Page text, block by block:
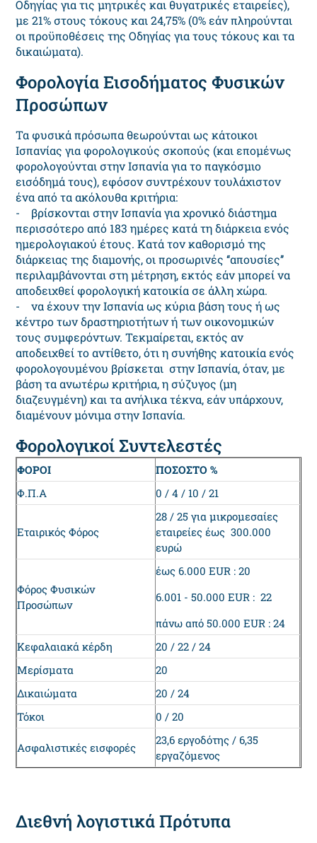
Οδηγίας για τις μητρικές και θυγατρικές εταιρείες),
με 21% στους τόκους και 24,75% (0% εάν πληρούνται
οι προϋποθέσεις της Οδηγίας για τους τόκους και τα
δικαιώματα).
Φορολογία Εισοδήματος Φυσικών
Προσώπων
Τα φυσικά πρόσωπα θεωρούνται ως κάτοικοι
Ισπανίας για φορολογικούς σκοπούς (και επομένως
φορολογούνται στην Ισπανία για το παγκόσμιο
εισόδημά τους), εφόσον συντρέχουν τουλάχιστον
ένα από τα ακόλουθα κριτήρια:
- βρίσκονται στην Ισπανία για χρονικό διάστημα
περισσότερο από 183 ημέρες κατά τη διάρκεια ενός
ημερολογιακού έτους. Κατά τον καθορισμό της
διάρκειας της διαμονής, οι προσωρινές ‘‘απουσίες’’
περιλαμβάνονται στη μέτρηση, εκτός εάν μπορεί να
αποδειχθεί φορολογική κατοικία σε άλλη χώρα.
- να έχουν την Ισπανία ως κύρια βάση τους ή ως
κέντρο των δραστηριοτήτων ή των οικονομικών
τους συμφερόντων. Τεκμαίρεται, εκτός αν
αποδειχθεί το αντίθετο, ότι η συνήθης κατοικία ενός
φορολογουμένου βρίσκεται στην Ισπανία, όταν, με
βάση τα ανωτέρω κριτήρια, η σύζυγος (μη
διαζευγμένη) και τα ανήλικα τέκνα, εάν υπάρχουν,
διαμένουν μόνιμα στην Ισπανία.
Φορολογικοί Συντελεστές
ΦΟΡΟΙ
ΠΟΣΟΣΤΟ %
Φ.Π.Α
0 / 4 / 10 / 21
Εταιρικός Φόρος
28 / 25 για μικρομεσαίες
εταιρείες έως 300.000
ευρώ
Φόρος Φυσικών
Προσώπων
έως 6.000 ΕUR : 20
6.001 - 50.000 ΕUR : 22
πάνω από 50.000 ΕUR : 24
Κεφαλαιακά κέρδη
20 / 22 / 24
Μερίσματα
20
Δικαιώματα
20 / 24
Τόκοι
0 / 20
Ασφαλιστικές εισφορές
23,6 εργοδότης / 6,35
εργαζόμενος
Διεθνή λογιστικά Πρότυπα